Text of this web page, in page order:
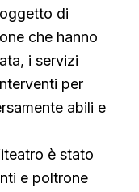
di
che hanno
i servizi
per
abili e
è stato
e poltrone